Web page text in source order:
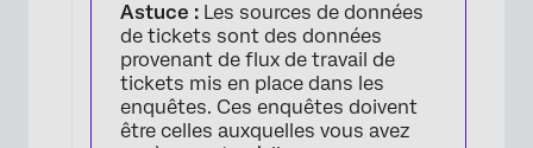
Astuce : Les sources de données
de tickets sont des données
provenant de flux de travail de
tickets mis en place dans les
enquêtes. Ces enquêtes doivent
être celles auxquelles vous avez